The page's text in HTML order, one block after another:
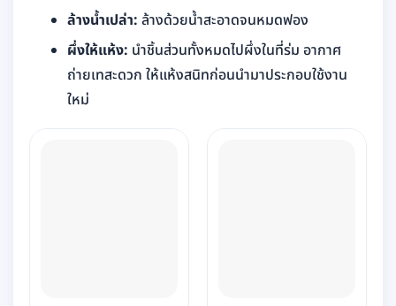
ล้างน้ำเปล่า: ล้างด้วยน้ำสะอาดจนหมดฟอง
ผึ่งให้แห้ง: นำชิ้นส่วนทั้งหมดไปผึ่งในที่ร่ม อากาศ
ถ่ายเทสะดวก ให้แห้งสนิทก่อนนำมาประกอบใช้งาน
ใหม่